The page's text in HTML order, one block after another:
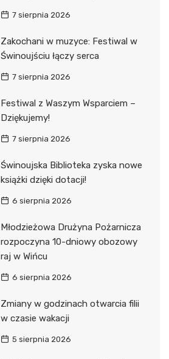
7 sierpnia 2026
Zakochani w muzyce: Festiwal w
Świnoujściu łączy serca
7 sierpnia 2026
Festiwal z Waszym Wsparciem –
Dziękujemy!
7 sierpnia 2026
Świnoujska Biblioteka zyska nowe
książki dzięki dotacji!
6 sierpnia 2026
Młodzieżowa Drużyna Pożarnicza
rozpoczyna 10-dniowy obozowy
raj w Wińcu
6 sierpnia 2026
Zmiany w godzinach otwarcia filii
w czasie wakacji
5 sierpnia 2026